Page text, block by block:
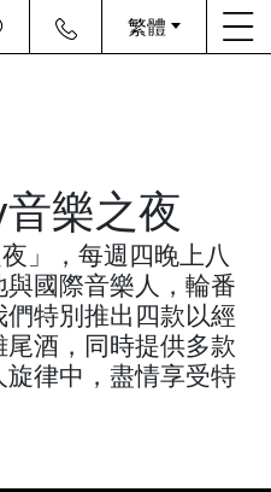
繁體
樂之夜
」，每週四晚上八
國際音樂人，輪番
特別推出四款以經
酒，同時提供多款
律中，盡情享受特